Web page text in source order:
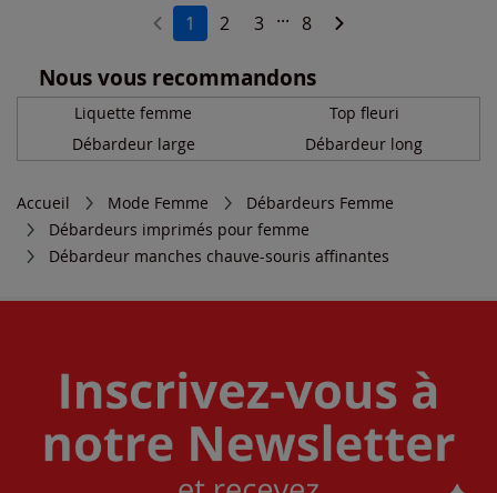
1 2 3 ... 8
Nous vous recommandons
Liquette femme
Top fleuri
Débardeur large
Débardeur long
Accueil Mode Femme
Débardeurs Femme
Débardeurs imprimés pour femme
Débardeur manches chauve-souris affinantes